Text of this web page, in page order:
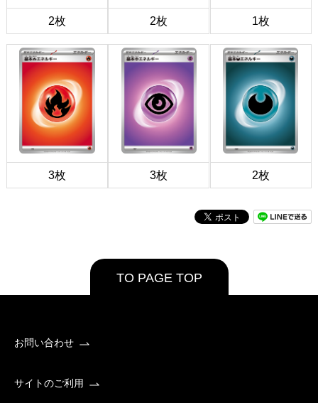
2枚 2枚 1枚
3枚 3枚 2枚
TO PAGE TOP
お問い合わせ
サイトのご利用